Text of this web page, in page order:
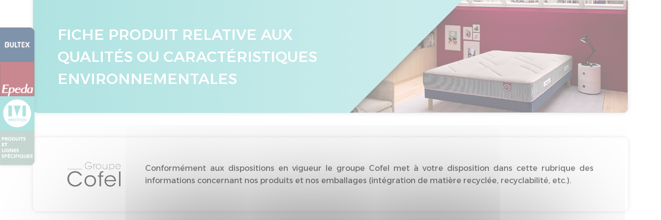
FICHE PRODUIT RELATIVE AUX
QUALITÉS OU CARACTÉRISTIQUES
ENVIRONNEMENTALES
Conformément aux dispositions en vigueur le groupe Cofel met à votre disposition dans cette rubrique des
informations concernant nos produits et nos emballages (intégration de matière recyclée, recyclabilité, etc.).